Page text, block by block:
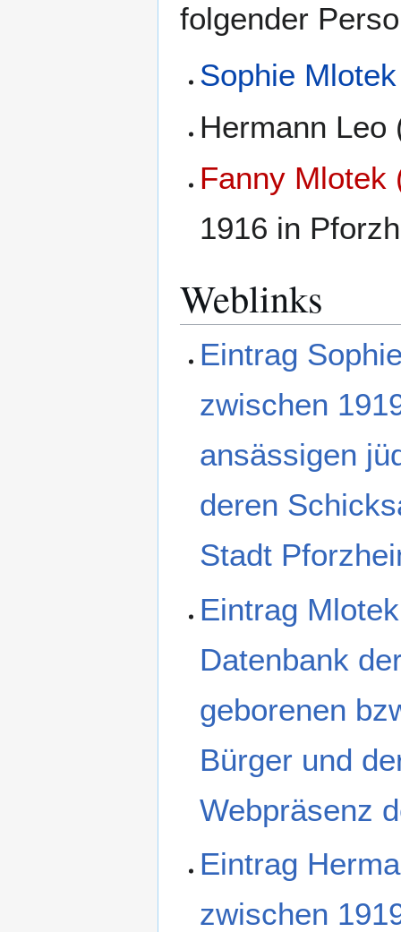
folgender
Sophie
Hermann Leo
Fanny Mlotek
1916 in
Weblinks
Eintrag
zwischen
ansässigen
deren
Stadt
Eintrag
Datenbank
geborenen
Bürger und
Webpräsenz
Eintrag
zwischen